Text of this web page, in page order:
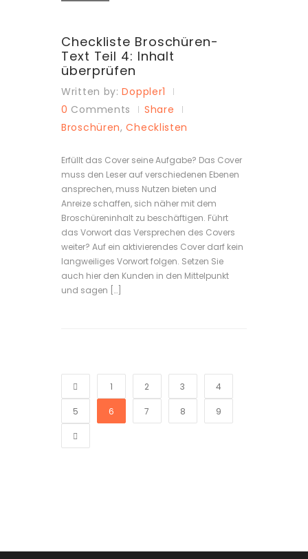
Checkliste Broschüren-
Text Teil 4: Inhalt
überprüfen
Written by:Doppler1
0 Comments
Share
Broschüren,Checklisten
Erfüllt das Cover seine Aufgabe? Das Cover
muss den Leser auf verschiedenen Ebenen
ansprechen, muss Nutzen bieten und
Anreize schaffen, sich näher mit dem
Broschüreninhalt zu beschäftigen. Führt
das Vorwort das Versprechen des Covers
weiter? Auf ein aktivierendes Cover darf kein
langweiliges Vorwort folgen. Setzen Sie
auch hier den Kunden in den Mittelpunkt
und sagen […]
1 2 3 4
5 6 7 8 9